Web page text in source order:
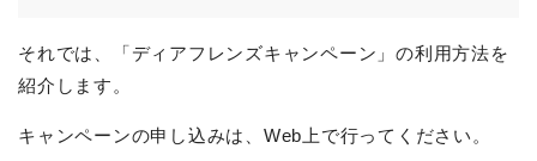
それでは、「ディアフレンズキャンペーン」の利用方法を
紹介します。
キャンペーンの申し込みは、Web上で行ってください。